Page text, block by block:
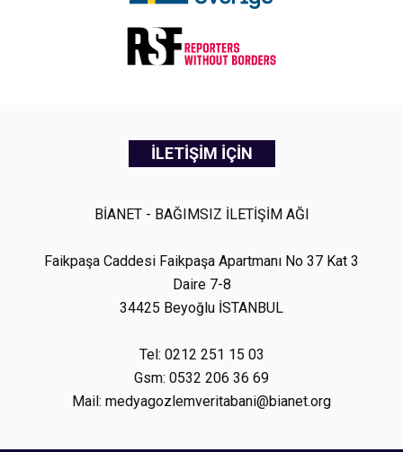
İLETİŞİM İÇİN
BİANET - BAĞIMSIZ İLETİŞİM AĞI
Faikpaşa Caddesi Faikpaşa Apartmanı No 37 Kat 3
Daire 7-8
34425 Beyoğlu İSTANBUL
Tel: 0212 251 15 03
Gsm: 0532 206 36 69
Mail: medyagozlemveritabani@bianet.org